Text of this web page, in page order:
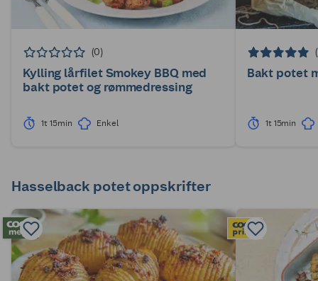
(0)
Kylling lårfilet Smokey BBQ med
bakt potet og rømmedressing
1t 15min Enkel
Bakt potet
1t 15min
Hasselback potet oppskrifter